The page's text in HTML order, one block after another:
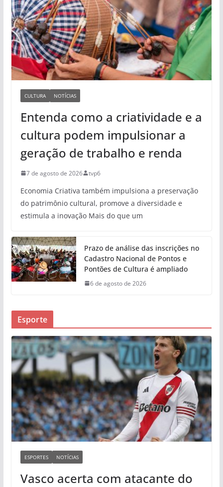
CULTURA NOTÍCIAS
Entenda como a criatividade e a
cultura podem impulsionar a
geração de trabalho e renda
7 de agosto de 2026 tvp6
Economia Criativa também impulsiona a preservação
do patrimônio cultural, promove a diversidade e
estimula a inovação Mais do que um
Prazo de análise das inscrições no
Cadastro Nacional de Pontos e
Pontões de Cultura é ampliado
6 de agosto de 2026
Esporte
ESPORTES NOTÍCIAS
Vasco acerta com atacante do